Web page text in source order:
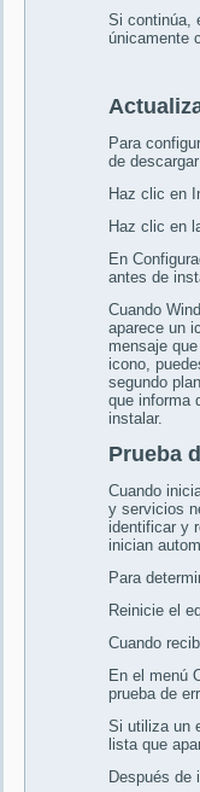
Si continúa,
únicamente
Para
de
Haz clic en
Haz clic en
En
antes de
Cuando
aparece un
mensaje
icono,
segundo
que informa
instalar.
Prueba
Cuando
y servicios
identificar y
inician
Para
Reinicie el
Cuando
En el menú
prueba de
Si utiliza un
lista que
Después de